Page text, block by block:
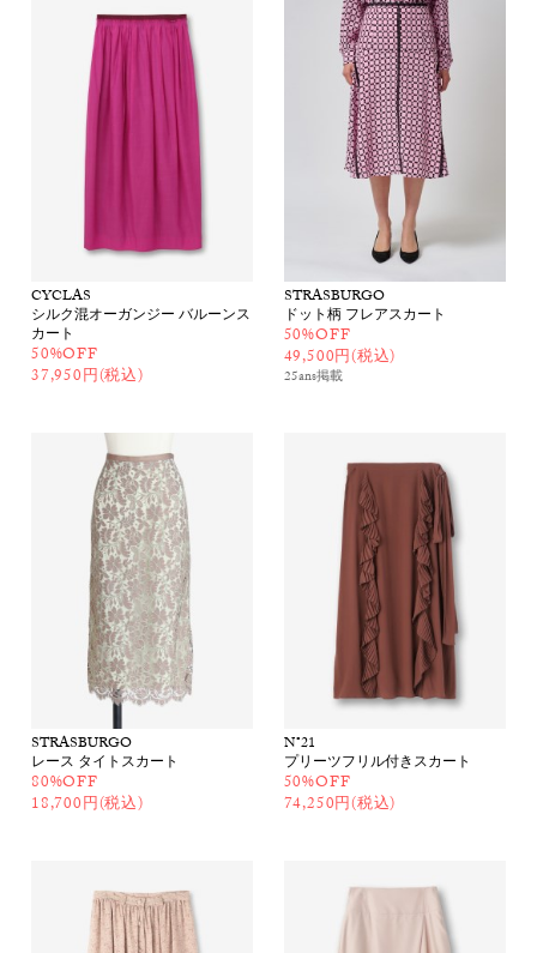
CYCLAS
シルク混オーガンジー バルーンス
カート
50%OFF
37,950円(税込)
STRASBURGO
ドット柄 フレアスカート
50%OFF
49,500円(税込)
25ans掲載
STRASBURGO
レース タイトスカート
80%OFF
18,700円(税込)
N°21
プリーツフリル付きスカート
50%OFF
74,250円(税込)